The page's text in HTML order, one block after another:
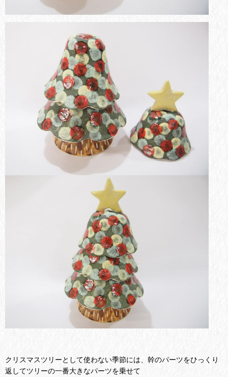
クリスマスツリーとして使わない季節には、幹のパーツをひっくり
返してツリーの一番大きなパーツを乗せて